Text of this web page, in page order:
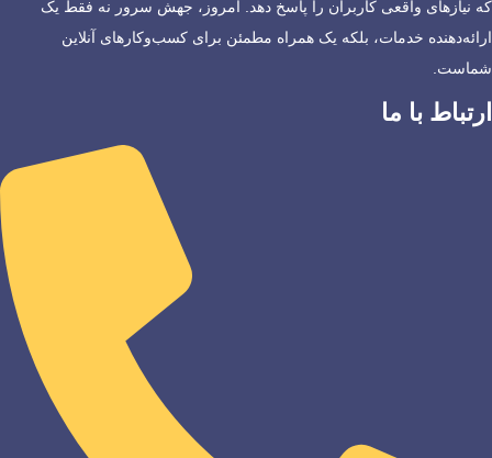
که نیازهای واقعی کاربران را پاسخ دهد. امروز، جهش سرور نه فقط یک
ارائه‌دهنده خدمات، بلکه یک همراه مطمئن برای کسب‌وکارهای آنلاین
شماست.
ارتباط با ما